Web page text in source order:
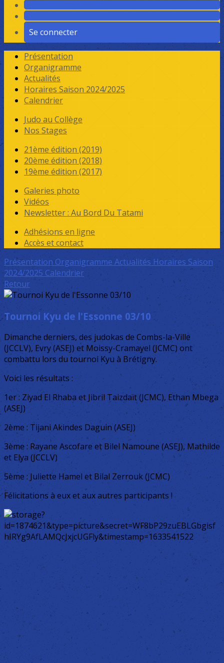
Se connecter
Présentation
Organigramme
Actualités
Horaires Saison 2024/2025
Calendrier
Judo au Collège
Nos Stages
21ème édition (2019)
20ème édition (2018)
19ème édition (2017)
Galeries photo
Vidéos
Newsletter : Au Bord Du Tatami
Adhésions en ligne
Accès et contact
PrésentationOrganigrammeActualités Horaires Saison
2024/2025 Calendrier
Retour
Tournoi Kyu de l'Essonne 03/10
Dimanche derniers, des judokas de Combs-la-Ville
(JCCLV), Evry (ASEJ) et Moissy-Cramayel (JCMC) ont
combattu lors du tournoi Kyu à Brétigny.
Voici les résultats :
1er : Ziyad El Rhaba et Jibril Taizdaït (JCMC), Ethan Mbega
(ASEJ)
2ème : Tijani Akindes Daguin (ASEJ)
3ème : Rayane Ascofare et Bilel Namoune (ASEJ), Mathilde
et Elya (JCCLV)
5ème : Juliette Hamel et Bilal Zerrouk (JCMC)
Félicitations à eux et aux autres participants !